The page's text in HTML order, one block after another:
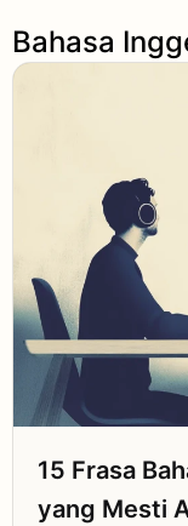
Bahasa
15 Frasa
yang Mesti